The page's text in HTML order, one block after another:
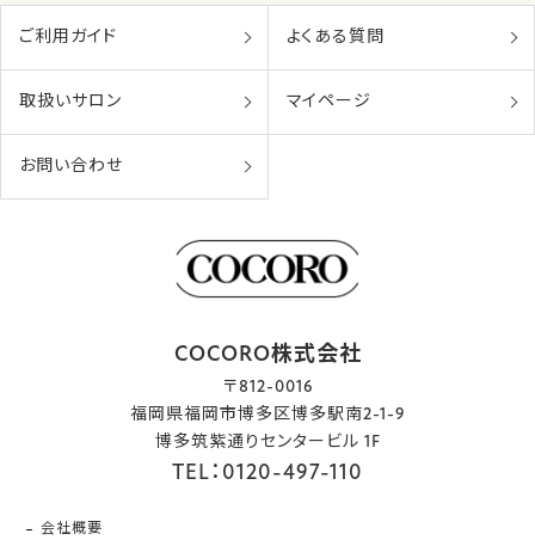
ご利用ガイド よくある質問
取扱いサロン マイページ
お問い合わせ
COCORO株式会社
〒812-0016
福岡県福岡市博多区博多駅南2-1-9
博多筑紫通りセンタービル 1F
TEL：0120-497-110
会社概要